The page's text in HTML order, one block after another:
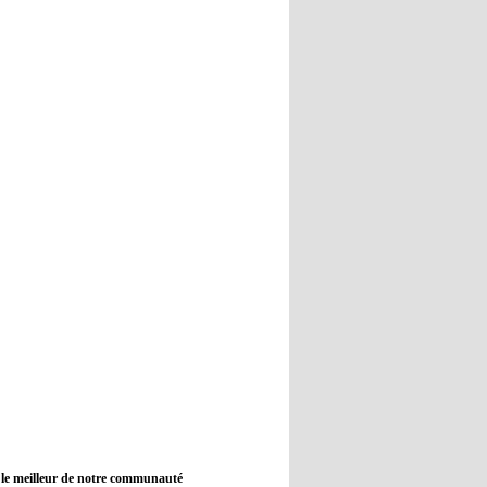
08:21 - 2022/11/08
meilleur de notre communauté